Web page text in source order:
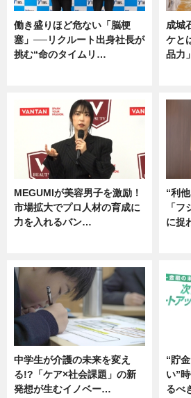
働き盛りほど危ない「脳梗
塞」──リクルート出身社長が
挑む“命のタイムリ…
成城
ケと
品力
MEGUMIが美容男子を激励！
市場拡大でプロ人材の育成に
力を入れるバン…
“利
「
に捉
中学生が介護の未来を変え
る!?「ケア×社会課題」の新
発想が生むイノベー…
“貯
い”
るべ